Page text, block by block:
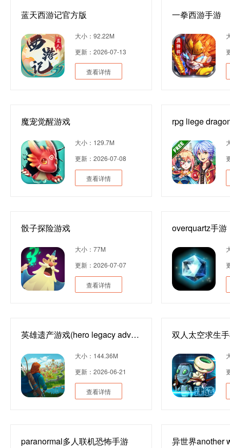
蓝天西游记官方版
大小：92.22M
更新：2026-07-13
查看详情
一拳西游手游
魔宠觉醒游戏
大小：129.7M
更新：2026-07-08
查看详情
rpg liege
骰子探险游戏
大小：77M
更新：2026-07-07
查看详情
overquartz手游
英雄遗产游戏(hero legacy adventure rpg)
大小：144.36M
更新：2026-06-21
查看详情
双人太空求生
paranormal多人联机恐怖手游 异世界another